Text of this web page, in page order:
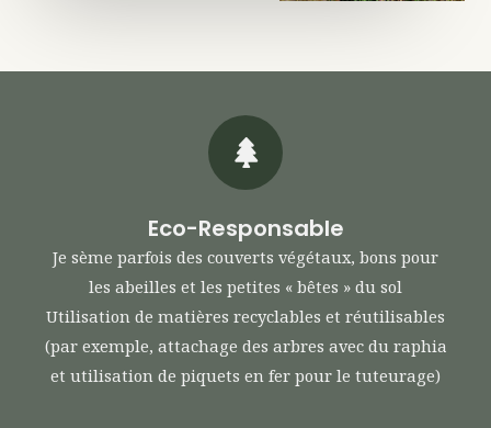
Eco-Responsable
Je sème parfois des couverts végétaux, bons pour
les abeilles et les petites « bêtes » du sol
Utilisation de matières recyclables et réutilisables
(par exemple, attachage des arbres avec du raphia
et utilisation de piquets en fer pour le tuteurage)